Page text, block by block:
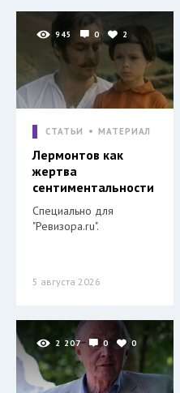
945 0 2
СТАТЬИ МАТЕРИАЛ
Лермонтов как
жертва
сентиментальности
Специально для
"Ревизора.ru".
5 августа 2026
2 207 0 0